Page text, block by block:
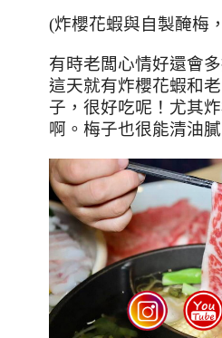
(炸櫻花蝦與自製醃梅
有時老闆心情好還會
這天就有炸櫻花蝦和
子，很好吃呢！尤其
啊。梅子也很能清油膩